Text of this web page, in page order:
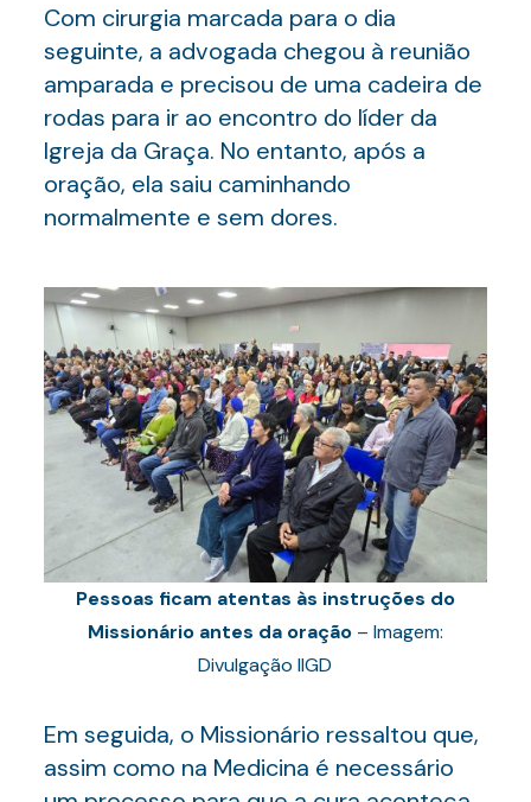
Com cirurgia marcada para o dia
seguinte, a advogada chegou à reunião
amparada e precisou de uma cadeira de
rodas para ir ao encontro do líder da
Igreja da Graça. No entanto, após a
oração, ela saiu caminhando
normalmente e sem dores.
Pessoas ficam atentas às instruções do
Missionário antes da oração– Imagem:
Divulgação IIGD
Em seguida, o Missionário ressaltou que,
assim como na Medicina é necessário